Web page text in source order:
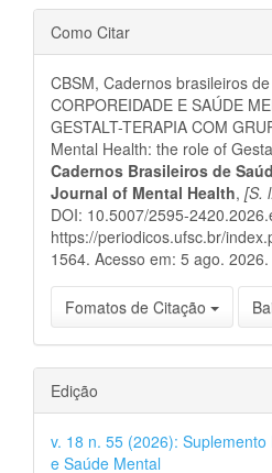
Detalhes
do
artigo
Como Citar
CBSM, Cadernos brasileiros
CORPOREIDADE E SAÚDE
GESTALT-TERAPIA COM
Mental Health: the role of
Cadernos Brasileiros de
Journal of Mental Health, [S.
DOI: 10.5007/2595-
https://periodicos.ufsc.br/
1564. Acesso em: 5 ago. 2026.
Fomatos de Citação
Edição
v. 18 n. 55 (2026):
e Saúde Mental